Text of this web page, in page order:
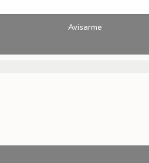
Avisarme